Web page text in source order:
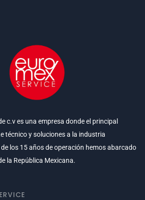
c.v es una empresa donde el principal
técnico y soluciones a la industria
los 15 años de operación hemos abarcado
la República Mexicana.